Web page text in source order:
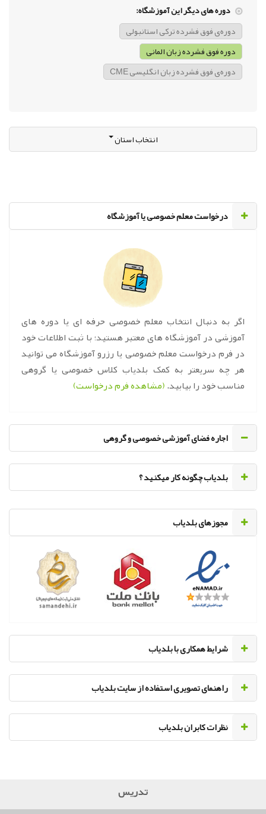
دوره های دیگر این آموزشگاه:
دوره‌ی فوق فشرده ترکی استانبولی
دوره فوق فشرده زبان المانی
دوره‌ی فوق فشرده زبان انگلیسی CME
انتخاب استان
‌درخواست معلم خصوصی یا آموزشگاه
اگر به دنبال انتخاب معلم خصوصی حرفه ای یا دوره های
آموزشی در آموزشگاه های معتبر هستید؛ با ثبت اطلاعات خود
در فرم درخواست معلم خصوصی یا رزرو آموزشگاه می توانید
هر چه سریعتر به کمک بلدیاب کلاس خصوصی یا گروهی
مناسب خود را بیابید.(مشاهده فرم درخواست)
اجاره فضای آموزشی خصوصی و گروهی
‌بلدیاب چگونه کار میکنید ؟
مجوزهای بلدیاب
‌شرایط همکاری با بلدیاب
راهنمای تصویری استفاده از سایت بلدیاب
نظرات کابران بلدیاب
تدریس خصوصی ،